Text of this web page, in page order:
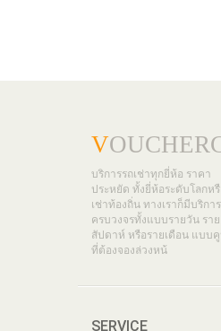
V
บริการรถเช่าทุกยี่ห้อ ราคา
ประหยัด ทั้งยี่ห้อระดับโลกหรื
เช่าท้องถิ่น ทางเราก็มีบริการ
ครบวงจรทั้งแบบรายวัน ราย
สัปดาห์ หรือรายเดือน แบบ
ที่ต้องจองล่วงหน้
SERVICE